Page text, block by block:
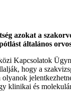
azokat a
általános
Kapcsolatok
hogy a
klinikai és